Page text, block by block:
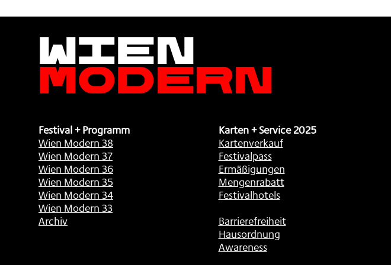
Wien
Modern
Festival + Programm
Wien Modern 38
Wien Modern 37
Wien Modern 36
Wien Modern 35
Wien Modern 34
Wien Modern 33
Archiv
Karten + Service 2025
Kartenverkauf
Festivalpass
Ermäßigungen
Mengenrabatt
Festivalhotels
Barrierefreiheit
Hausordnung
Awareness